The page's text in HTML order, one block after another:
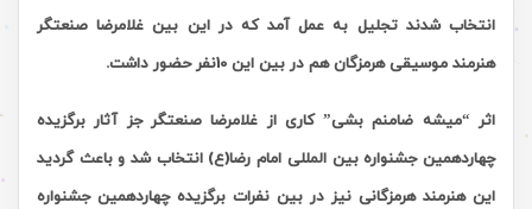
انتخاب شدند تجلیل به عمل آمد که در این بین غلامرضا صنعتگر
هنرمند موسیقی هرمزگان هم در بین این 10نفر حضور داشت.
اثر “میشه ضامنم بشی” کاری از غلامرضا صنعتگر جز آثار برگزیده
چهاردهمین جشنواره بین المللی امام رضا(ع) انتخاب شد و باعث گردید
این هنرمند هرمزگانی نیز در بین نفرات برگزیده چهاردهمین جشنواره